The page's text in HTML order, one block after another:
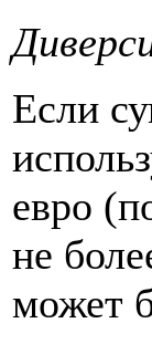
Если
евро
не
может